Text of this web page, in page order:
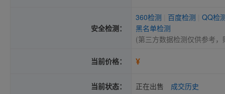
安全检测：
360检测 百度检测
QQ检
黑名单检测
(第三方数据检测仅供参考
当前价格： ¥
当前状态： 正在出售 成交历史